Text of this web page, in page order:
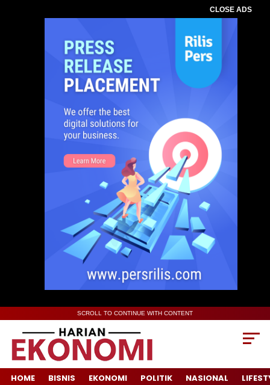
CLOSE ADS
SCROLL TO CONTINUE WITH CONTENT
HOME BISNIS EKONOMI POLITIK NASIONAL